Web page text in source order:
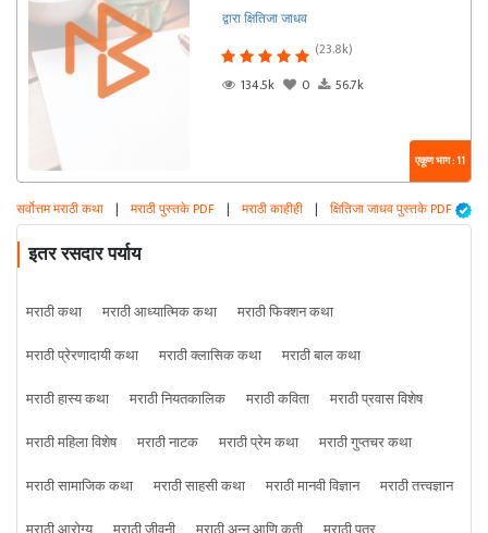
द्वारा क्षितिजा जाधव
(23.8k)
134.5k
0 56.7k
एकूण भाग : 11
सर्वोत्तम मराठी कथा | मराठी पुस्तके PDF | मराठी काहीही | क्षितिजा जाधव पुस्तके PDF
इतर रसदार पर्याय
मराठी कथा मराठी आध्यात्मिक कथा
मराठी फिक्शन कथा
मराठी प्रेरणादायी कथा
मराठी क्लासिक कथा
मराठी बाल कथा
मराठी हास्य कथा
मराठी नियतकालिक मराठी कविता
मराठी प्रवास विशेष
मराठी महिला विशेष
मराठी नाटक मराठी प्रेम कथा
मराठी गुप्तचर कथा
मराठी सामाजिक कथा
मराठी साहसी कथा मराठी मानवी विज्ञान
मराठी तत्त्वज्ञान